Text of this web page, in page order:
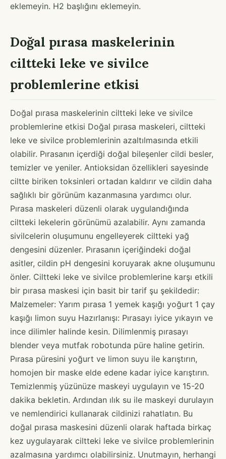
eklemeyin. H2 başlığını eklemeyin.
Doğal pırasa maskelerinin
ciltteki leke ve sivilce
problemlerine etkisi
Doğal pırasa maskelerinin ciltteki leke ve sivilce
problemlerine etkisi Doğal pırasa maskeleri, ciltteki
leke ve sivilce problemlerinin azaltılmasında etkili
olabilir. Pırasanın içerdiği doğal bileşenler cildi besler,
temizler ve yeniler. Antioksidan özellikleri sayesinde
ciltte biriken toksinleri ortadan kaldırır ve cildin daha
sağlıklı bir görünüm kazanmasına yardımcı olur.
Pırasa maskeleri düzenli olarak uygulandığında
ciltteki lekelerin görünümü azalabilir. Aynı zamanda
sivilcelerin oluşumunu engelleyerek ciltteki yağ
dengesini düzenler. Pırasanın içeriğindeki doğal
asitler, cildin pH dengesini koruyarak akne oluşumunu
önler. Ciltteki leke ve sivilce problemlerine karşı etkili
bir pırasa maskesi için basit bir tarif şu şekildedir:
Malzemeler: Yarım pırasa 1 yemek kaşığı yoğurt 1 çay
kaşığı limon suyu Hazırlanışı: Pırasayı iyice yıkayın ve
ince dilimler halinde kesin. Dilimlenmiş pırasayı
blender veya mutfak robotunda püre haline getirin.
Pırasa püresini yoğurt ve limon suyu ile karıştırın,
homojen bir maske elde edene kadar iyice karıştırın.
Temizlenmiş yüzünüze maskeyi uygulayın ve 15-20
dakika bekletin. Ardından ılık su ile maskeyi durulayın
ve nemlendirici kullanarak cildinizi rahatlatın. Bu
doğal pırasa maskesini düzenli olarak haftada birkaç
kez uygulayarak ciltteki leke ve sivilce problemlerinin
azalmasına yardımcı olabilirsiniz. Unutmayın, herhangi